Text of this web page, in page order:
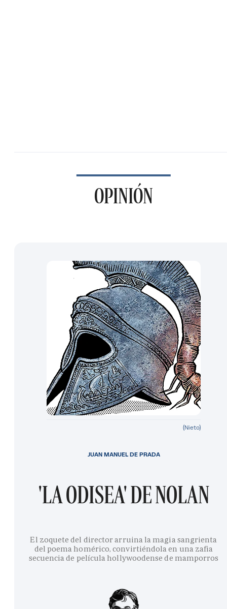
OPINIÓN
(Nieto)
'LA ODISEA' DE NOLAN
El zoquete del director arruina la magia sangrienta
del poema homérico, convirtiéndola en una zafia
secuencia de película hollywoodense de mamporros
JUAN MANUEL DE PRADA